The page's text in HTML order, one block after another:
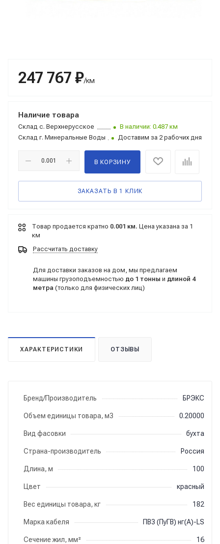
247 767 ₽/км
Наличие товара
Склад с. Верхнерусское
В наличии: 0.487 км
Склад г. Минеральные Воды Доставим за 2 рабочих дня
В КОРЗИНУ
ЗАКАЗАТЬ В 1 КЛИК
Товар продается кратно 0.001 км. Цена указана за 1
км
Рассчитать доставку
Для доставки заказов на дом, мы предлагаем
машины грузоподъемностью до 1 тонны и длиной 4
метра (только для физических лиц)
ХАРАКТЕРИСТИКИ ОТЗЫВЫ
Бренд/Производитель БРЭКС
Объем единицы товара, м3 0.20000
Вид фасовки бухта
Страна-производитель Россия
Длина, м 100
Цвет красный
Вес единицы товара, кг 182
Марка кабеля ПВ3 (ПуГВ) нг(А)-LS
Сечение жил, мм² 16